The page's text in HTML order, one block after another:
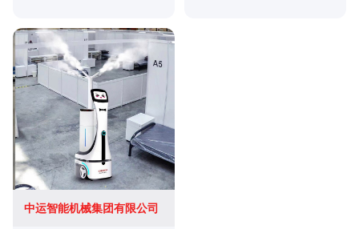
中运智能机械集团有限公司